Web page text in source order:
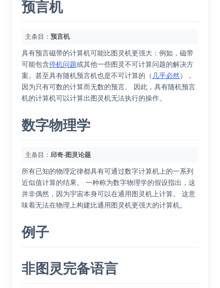
预言机
主条目： 预言机
具有预言磁带的计算机可能比图灵机更强大：例如，磁带
可能包含停机问题或其他一些图灵不可计算问题的解决方
案。甚至具有随机预言机也是不可计算的（ 几乎必然 ），
因为只有可数的计算而无数的预言。 因此，具有随机预言
机的计算机可以计算出图灵机无法执行的操作。
数字物理学
主条目： 邱奇-图灵论题
所有已知的物理定律都具有可通过数字计算机上的一系列
近似值计算的结果。 一种称为数字物理学的假设指出，这
并非偶然，因为宇宙本身可以在通用图灵机上计算。 这意
味着无法在物理上构建比通用图灵机更强大的计算机。
例子
非图灵完备语言